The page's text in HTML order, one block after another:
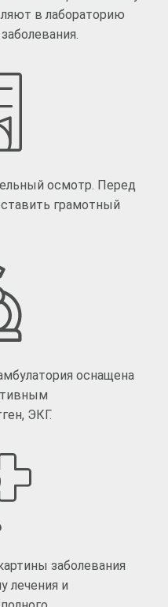
в лабораторию
осмотр. Перед
грамотный
оснащена
ЭКГ.
заболевания
лечения и